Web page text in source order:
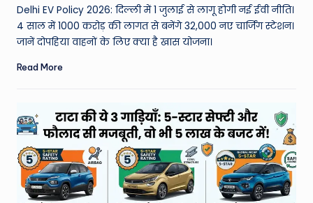
Delhi EV Policy 2026: दिल्ली में 1 जुलाई से लागू होगी नई ईवी नीति।
4 साल में 1000 करोड़ की लागत से बनेंगे 32,000 नए चार्जिंग स्टेशन।
जानें दोपहिया वाहनों के लिए क्या है खास योजना।
Read More